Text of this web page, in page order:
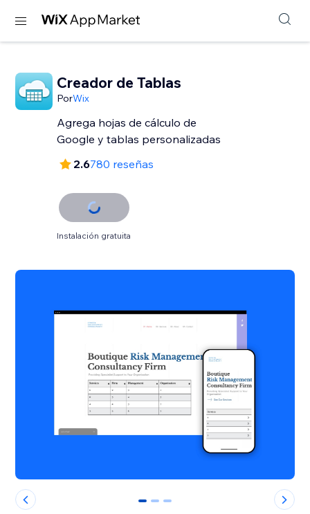
Creador de Tablas
PorWix
Agrega hojas de cálculo de
Google y tablas personalizadas
2.6780 reseñas
Instalación gratuita
0 1 2